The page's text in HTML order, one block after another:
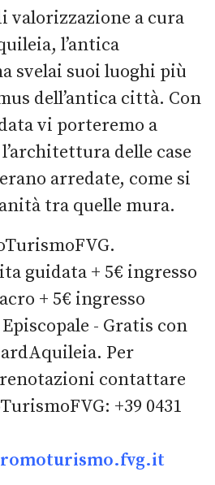
valorizzazione a cura
l’antica
svelai suoi luoghi più
dell’antica città. Con
vi porteremo a
delle case
arredate, come si
tra quelle mura.
guidata + 5€ ingresso
+ 5€ ingresso
- Gratis con
Per
contattare
+39 0431